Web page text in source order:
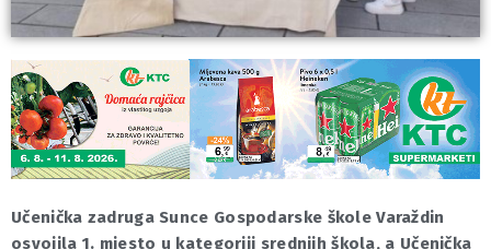
Učenička zadruga Sunce Gospodarske škole Varaždin
osvojila 1. mjesto u kategoriji srednjih škola, a Učenička